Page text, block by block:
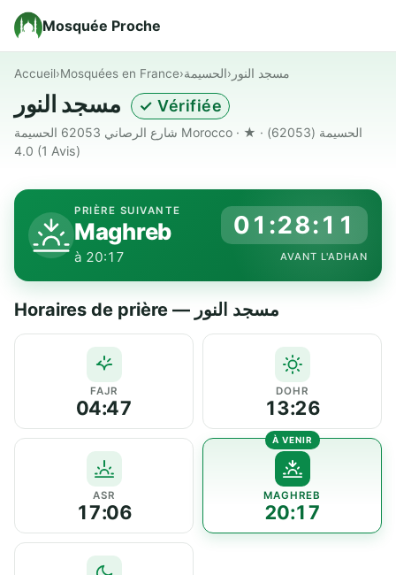
Mosquée Proche
Accueil›Mosquées en France›الحسيمة› مسجد النور
✓ Vérifiée
شارع الرصاني 62053 الحسيمة Morocco · الحسيمة (62053) · ★
(1 Avis)
PRIÈRE SUIVANTE
Maghreb
à 20:17
01:28:10
AVANT L'ADHAN
Horaires de prière — مسجد النور
FAJR
04:47
DOHR
13:26
ASR
17:06
MAGHREB
20:17